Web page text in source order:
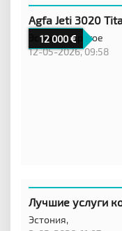
12 000
Agfa Jeti 3020
Эстония,Другое
12-05-2026, 09:58
Лучшие услуги
Эстония,